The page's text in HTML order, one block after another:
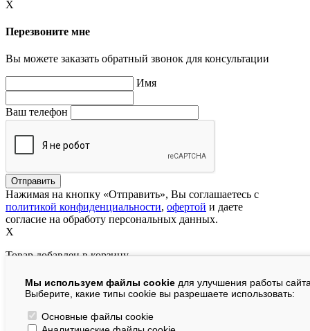
Мы используем файлы cookie для улучшения работы
Выберите, какие типы cookie вы разрешаете использовать:
Основные файлы cookie
X
Перезвоните мне
Вы можете заказать обратный звонок для консультации
Имя
Ваш телефон
Нажимая на кнопку «Отправить», Вы соглашаетесь с
политикой конфиденциальности, офертой и даете
согласие на обработу персональных данных.
X
Товар добавлен в корзину
В корзине:шт.